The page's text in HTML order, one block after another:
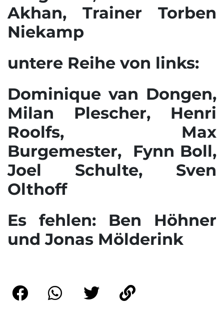
Akhan, Trainer Torben
Niekamp
untere Reihe von links:
Dominique van Dongen,
Milan Plescher, Henri
Roolfs, Max
Burgemester, Fynn Boll,
Joel Schulte, Sven
Olthoff
Es fehlen: Ben Höhner
und Jonas Mölderink